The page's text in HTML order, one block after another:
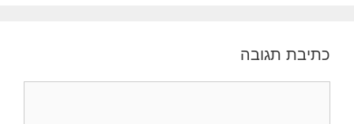
כתיבת תגובה